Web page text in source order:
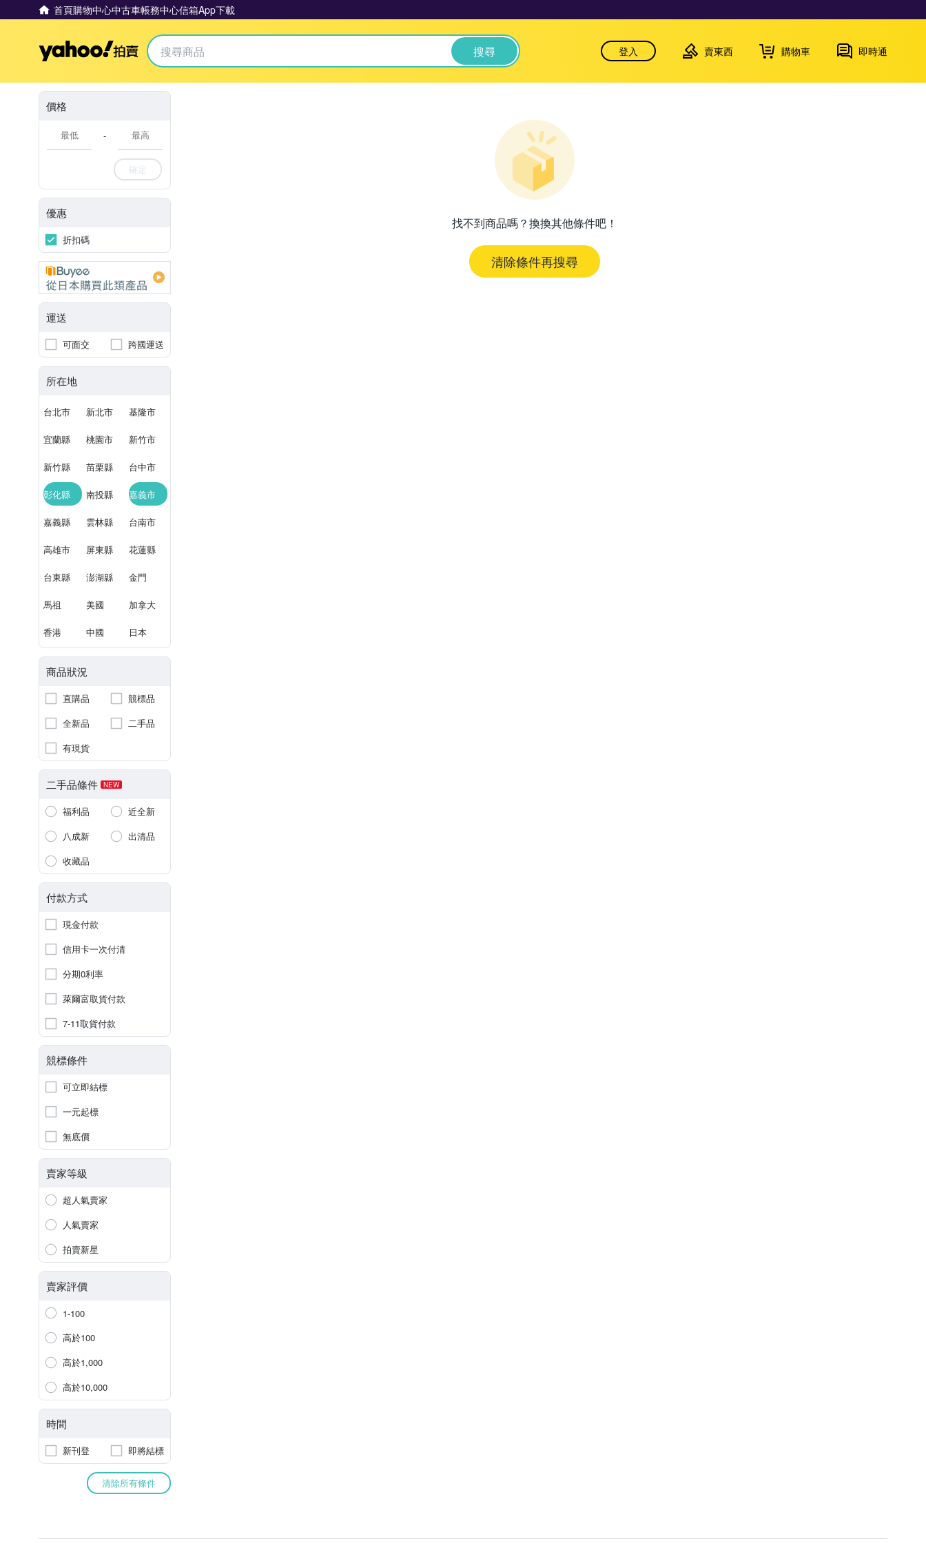
首頁購物中心中古車帳務中心信箱App下載
Yahoo拍賣 搜尋 登入 賣東西 購物車 即時通
價格
-
確定
優惠
折扣碼
運送
可面交 跨國運送
所在地
台北市 新北市 基隆市
宜蘭縣 桃園市 新竹市
新竹縣 苗栗縣 台中市
彰化縣 南投縣 嘉義市
嘉義縣 雲林縣 台南市
高雄市 屏東縣 花蓮縣
台東縣 澎湖縣 金門
馬祖 美國 加拿大
香港 中國 日本
商品狀況
直購品
競標品
全新品
二手品
有現貨
二手品條件 NEW
福利品
近全新
八成新
出清品
收藏品
付款方式
現金付款
信用卡一次付清
分期0利率
萊爾富取貨付款
7-11取貨付款
競標條件
可立即結標
一元起標
無底價
賣家等級
超人氣賣家
人氣賣家
拍賣新星
賣家評價
1-100
高於100
高於1,000
高於10,000
時間
新刊登 即將結標
清除所有條件
找不到商品嗎？換換其他條件吧！
清除條件再搜尋